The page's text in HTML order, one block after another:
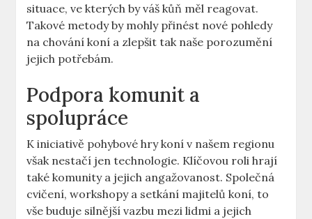
situace, ve kterých by váš kůň měl reagovat.
Takové metody by mohly přinést nové pohledy
na chování koní a zlepšit tak naše porozumění
jejich potřebám.
Podpora komunit a
spolupráce
K iniciativě pohybové hry koní v našem regionu
však nestačí jen technologie. Klíčovou roli hrají
také komunity a jejich angažovanost. Společná
cvičení, workshopy a setkání majitelů koní, to
vše buduje silnější vazbu mezi lidmi a jejich